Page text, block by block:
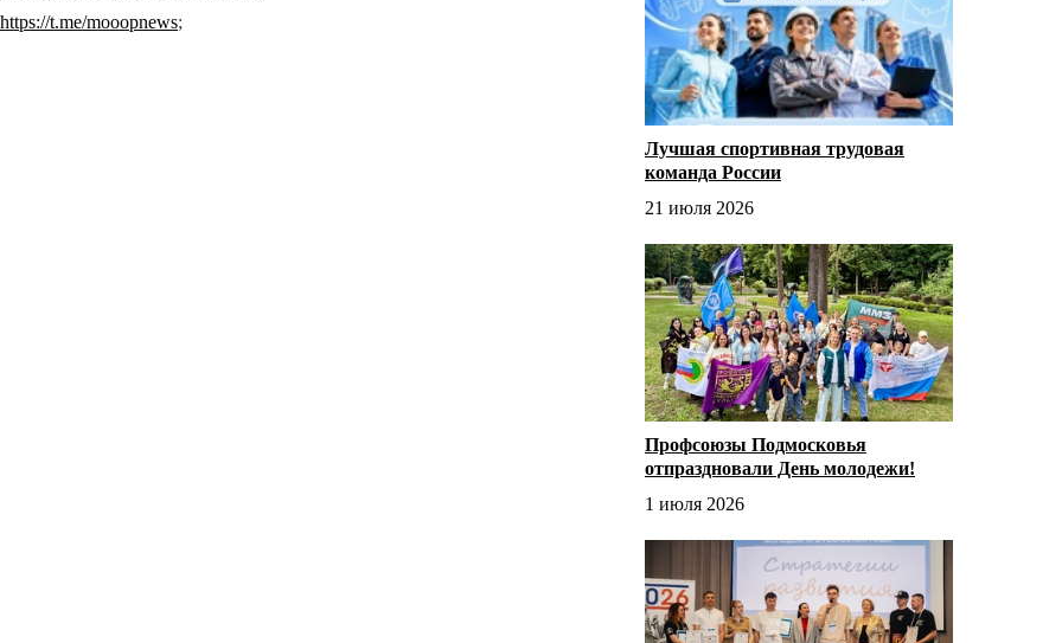
https://t.me/mooopnews;
Лучшая спортивная трудовая
команда России
21 июля 2026
Профсоюзы Подмосковья
отпраздновали День молодежи!
1 июля 2026